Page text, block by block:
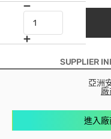
SUPPLIER
亞洲
進入